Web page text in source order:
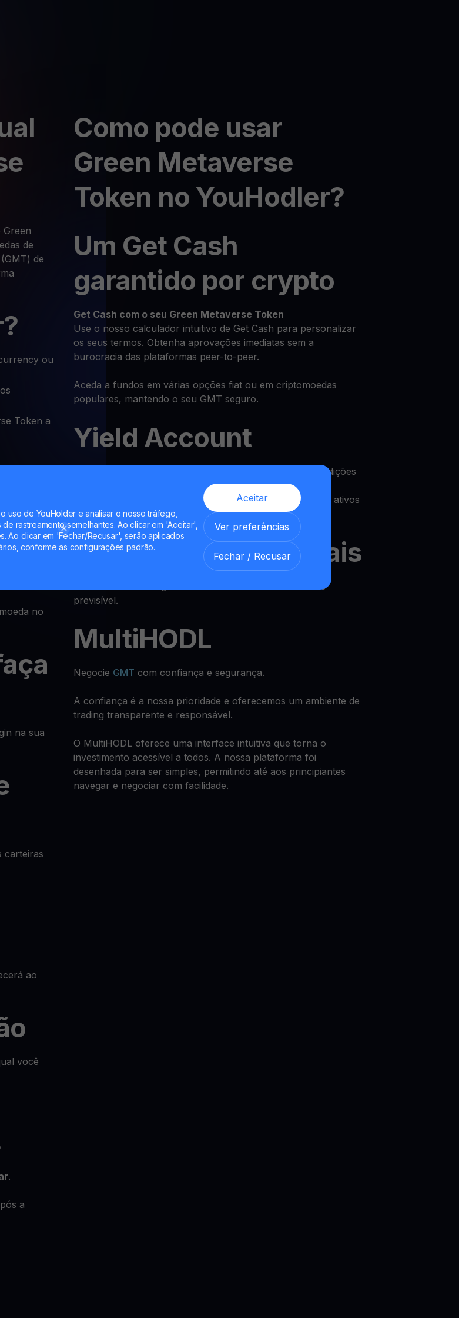
uso de YouHolder e analisar o nosso tráfego,
rastreamento semelhantes. Ao clicar em 'Aceitar',
Ao clicar em 'Fechar/Recusar', serão aplicados
conforme as configurações padrão.
Aceitar
Ver preferências
Fechar / Recusar
Green
de
de
ou
Token a
no
na sua
carteiras
ao
você
.
a
Como pode usar
Green Metaverse
Token no YouHodler?
Um Get Cash
garantido por crypto
Get Cash com o seu Green Metaverse Token
Use o nosso calculador intuitivo de Get Cash para personalizar
os seus termos. Obtenha aprovações imediatas sem a
burocracia das plataformas peer-to-peer.
Aceda a fundos em várias opções fiat ou em criptomoedas
populares, mantendo o seu GMT seguro.
Yield Account
12% no seu Green Metaverse Token com condições
Sem período de bloqueio — pode usar e levantar os seus ativos
a qualquer momento.
Pagamentos semanais
Receba retornos regulares e desfrute de um rendimento
previsível.
MultiHODL
Negocie GMT com confiança e segurança.
A confiança é a nossa prioridade e oferecemos um ambiente de
trading transparente e responsável.
O MultiHODL oferece uma interface intuitiva que torna o
investimento acessível a todos. A nossa plataforma foi
desenhada para ser simples, permitindo até aos principiantes
navegar e negociar com facilidade.